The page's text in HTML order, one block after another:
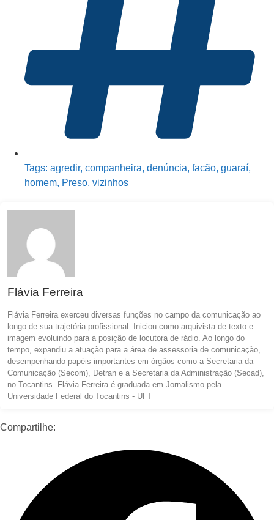
Tags: agredir, companheira, denúncia, facão, guaraí,
homem, Preso, vizinhos
Flávia Ferreira
Flávia Ferreira exerceu diversas funções no campo da comunicação ao
longo de sua trajetória profissional. Iniciou como arquivista de texto e
imagem evoluindo para a posição de locutora de rádio. Ao longo do
tempo, expandiu a atuação para a área de assessoria de comunicação,
desempenhando papéis importantes em órgãos como a Secretaria da
Comunicação (Secom), Detran e a Secretaria da Administração (Secad),
no Tocantins. Flávia Ferreira é graduada em Jornalismo pela
Universidade Federal do Tocantins - UFT
Compartilhe: